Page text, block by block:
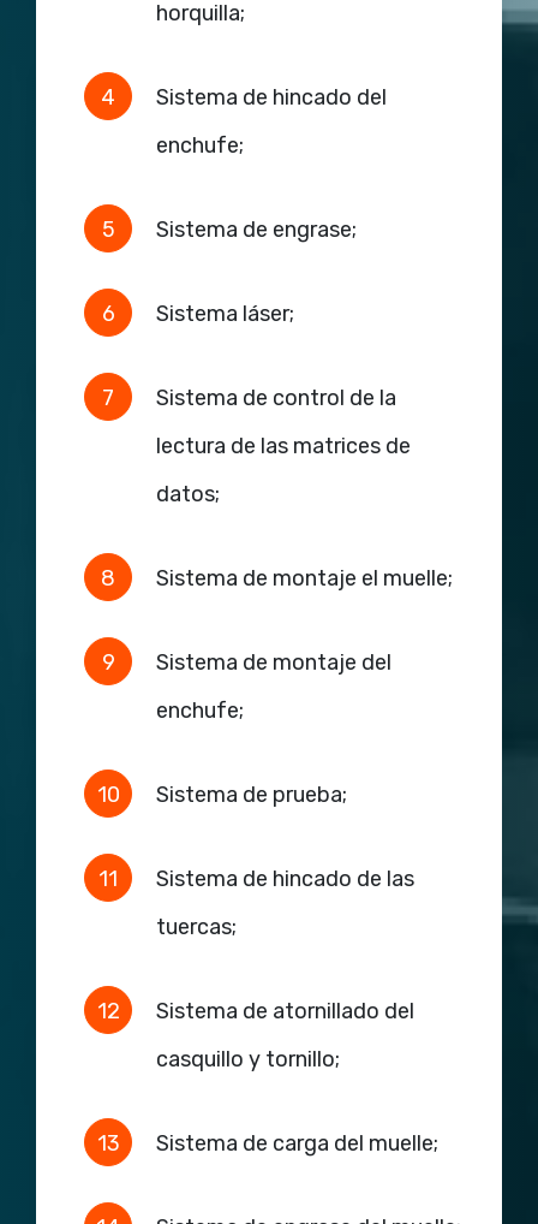
horquilla;
Sistema de hincado del
enchufe;
Sistema de engrase;
Sistema láser;
Sistema de control de la
lectura de las matrices de
datos;
Sistema de montaje el muelle;
Sistema de montaje del
enchufe;
Sistema de prueba;
Sistema de hincado de las
tuercas;
Sistema de atornillado del
casquillo y tornillo;
Sistema de carga del muelle;